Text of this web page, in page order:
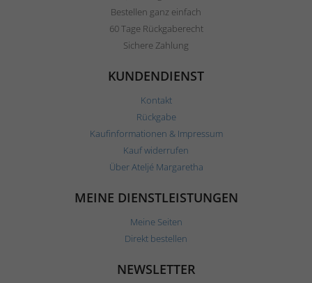
Bestellen ganz einfach
60 Tage Rückgaberecht
Sichere Zahlung
KUNDENDIENST
Kontakt
Rückgabe
Kaufinformationen & Impressum
Kauf widerrufen
Über Ateljé Margaretha
MEINE DIENSTLEISTUNGEN
Meine Seiten
Direkt bestellen
NEWSLETTER